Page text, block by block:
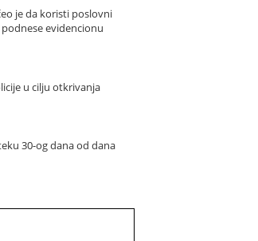
je da koristi poslovni
evidencionu
u cilju otkrivanja
30-og dana od dana